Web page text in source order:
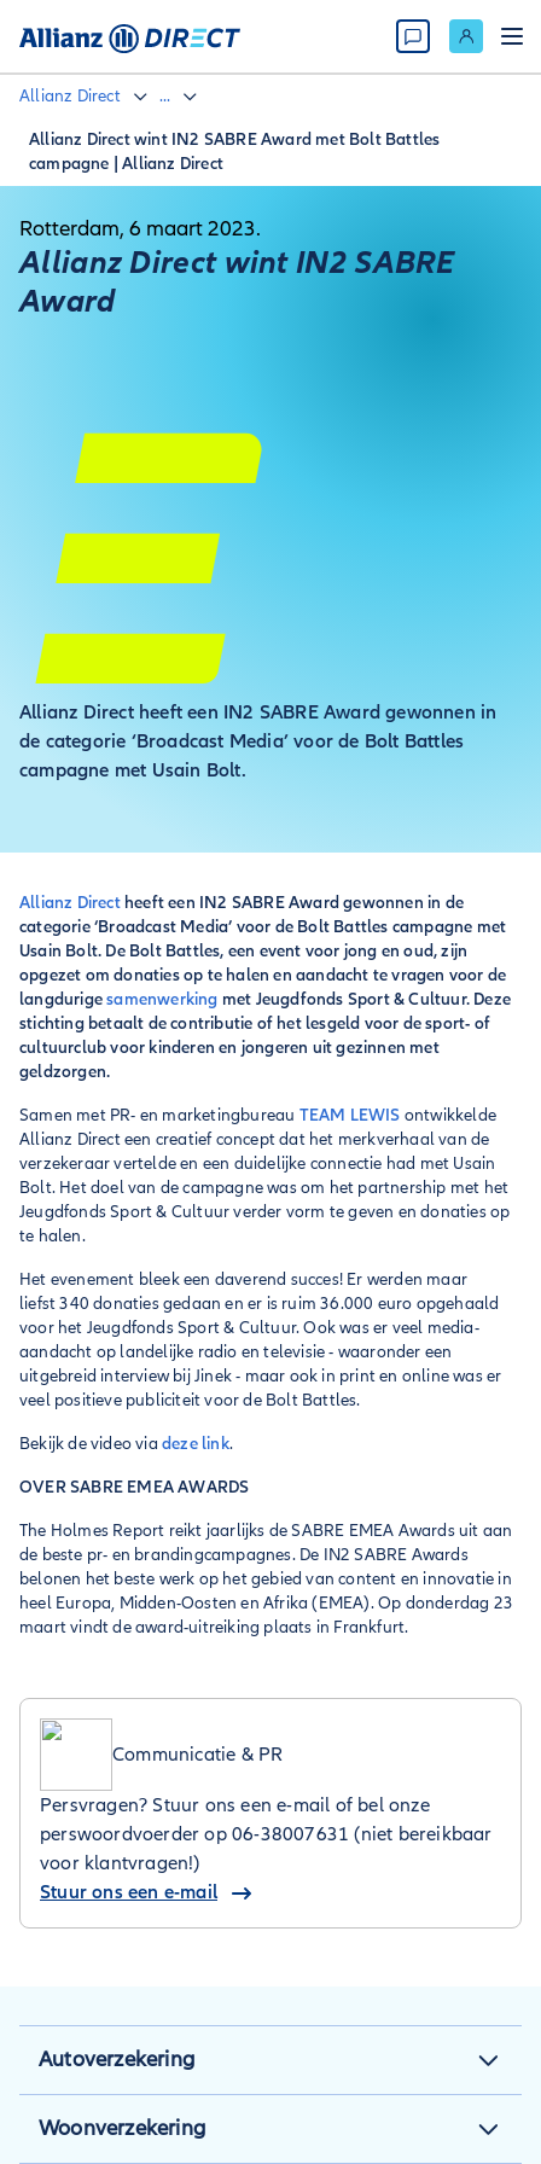
Allianz Direct ...
Allianz Direct wint IN2 SABRE Award met Bolt Battles
campagne | Allianz Direct
Rotterdam, 6 maart 2023.
Allianz Direct wint IN2 SABRE
Award
Allianz Direct heeft een IN2 SABRE Award gewonnen in
de categorie ‘Broadcast Media’ voor de Bolt Battles
campagne met Usain Bolt.
Allianz Directheeft een IN2 SABRE Award gewonnen in de
categorie ‘Broadcast Media’ voor de Bolt Battles campagne met
Usain Bolt. De Bolt Battles, een event voor jong en oud, zijn
opgezet om donaties op te halen en aandacht te vragen voor de
langdurigesamenwerking met Jeugdfonds Sport & Cultuur. Deze
stichting betaalt de contributie of het lesgeld voor de sport- of
cultuurclub voor kinderen en jongeren uit gezinnen met
geldzorgen.
Samen met PR- en marketingbureau TEAM LEWIS ontwikkelde
Allianz Direct een creatief concept dat het merkverhaal van de
verzekeraar vertelde en een duidelijke connectie had met Usain
Bolt. Het doel van de campagne was om het partnership met het
Jeugdfonds Sport & Cultuur verder vorm te geven en donaties op
te halen.
Het evenement bleek een daverend succes! Er werden maar
liefst 340 donaties gedaan en er is ruim 36.000 euro opgehaald
voor het Jeugdfonds Sport & Cultuur. Ook was er veel media-
aandacht op landelijke radio en televisie - waaronder een
uitgebreid interview bij Jinek - maar ook in print en online was er
veel positieve publiciteit voor de Bolt Battles.
Bekijk de video via deze link.
OVER SABRE EMEA AWARDS
The Holmes Report reikt jaarlijks de SABRE EMEA Awards uit aan
de beste pr- en brandingcampagnes. De IN2 SABRE Awards
belonen het beste werk op het gebied van content en innovatie in
heel Europa, Midden-Oosten en Afrika (EMEA). Op donderdag 23
maart vindt de award-uitreiking plaats in Frankfurt.
Communicatie & PR
Persvragen? Stuur ons een e-mail of bel onze
perswoordvoerder op 06-38007631 (niet bereikbaar
voor klantvragen!)
Stuur ons een e-mail
Autoverzekering
Autoverzekering
Woonverzekering